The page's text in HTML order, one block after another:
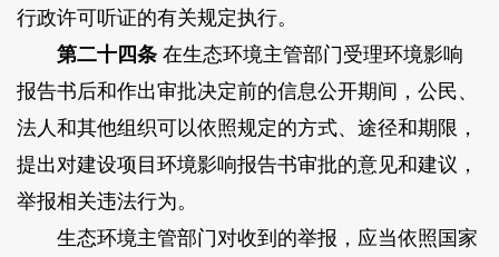
行政许可听证的有关规定执行。
第二十四条在生态环境主管部门受理环境影响
报告书后和作出审批决定前的信息公开期间，公民、
法人和其他组织可以依照规定的方式、途径和期限，
提出对建设项目环境影响报告书审批的意见和建议，
举报相关违法行为。
生态环境主管部门对收到的举报，应当依照国家